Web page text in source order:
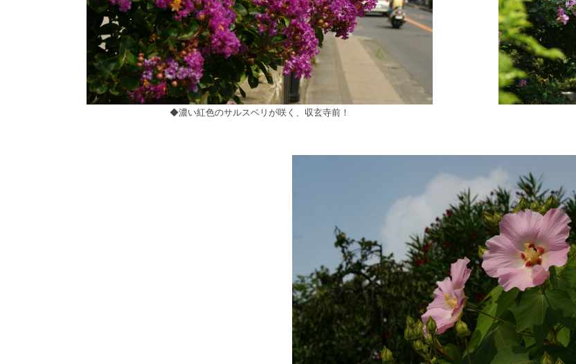
◆濃い紅色のサルスベリが咲く、収玄寺前！